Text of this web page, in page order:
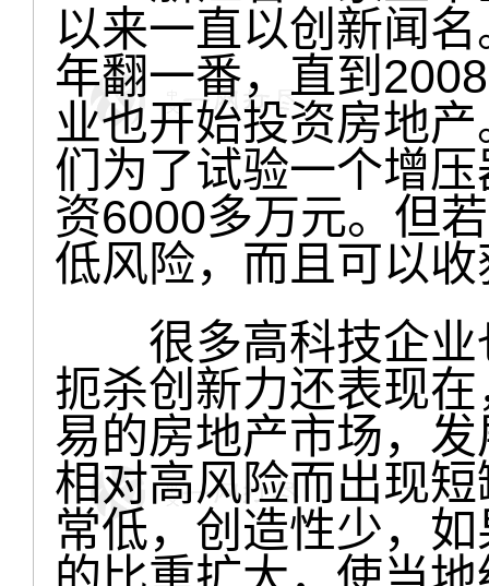
以来一直以创新闻
年翻一番，直到
业也开始投资房地
们为了试验一个增
资6000多万元。但
低风险，而且可以
很多高科技企业
扼杀创新力还表现
易的房地产市场，
相对高风险而出现
常低，创造性少，